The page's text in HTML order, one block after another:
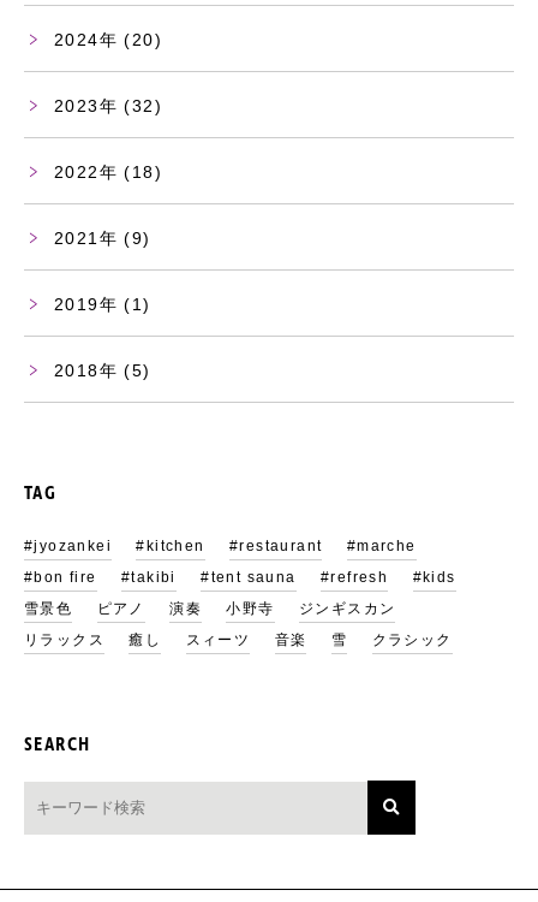
2024 (20)
2023 (32)
2022 (18)
2021 (9)
2019 (1)
2018 (5)
TAG
#jyozankei #kitchen #restaurant
#marche
#bon fire
#takibi #tent sauna #refresh
#kids
雪景色
ピアノ 演奏 小野寺
ジンギスカン
リラックス
癒し スィーツ 音楽 雪 クラシック
SEARCH